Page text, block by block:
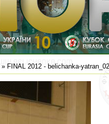
» FINAL 2012 - belichanka-yatran_02